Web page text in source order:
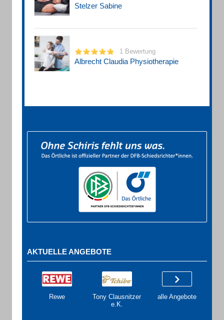
Stelzer Sabine
1 Bewertung
Albrecht Claudia Physiotherapie
AKTUELLE ANGEBOTE
Rewe
Tony Clausnitzer
e.K.
alle Angebote